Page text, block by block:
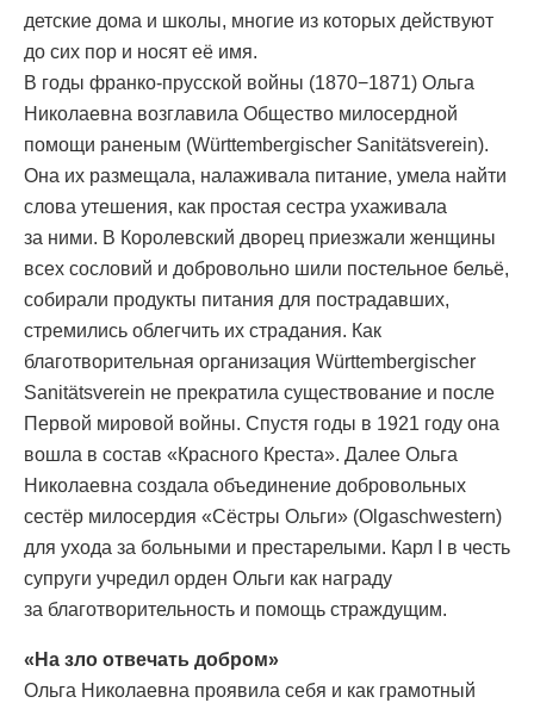
детские дома и школы, многие из которых действуют
до сих пор и носят её имя.
В годы франко-прусской войны (1870−1871) Ольга
Николаевна возглавила Общество милосердной
помощи раненым (Württembergischer Sanitätsverein).
Она их размещала, налаживала питание, умела найти
слова утешения, как простая сестра ухаживала
за ними. В Королевский дворец приезжали женщины
всех сословий и добровольно шили постельное бельё,
собирали продукты питания для пострадавших,
стремились облегчить их страдания. Как
благотворительная организация Württembergischer
Sanitätsverein не прекратила существование и после
Первой мировой войны. Спустя годы в 1921 году она
вошла в состав «Красного Креста». Далее Ольга
Николаевна создала объединение добровольных
сестёр милосердия «Сёстры Ольги» (Olgaschwestern)
для ухода за больными и престарелыми. Карл I в честь
супруги учредил орден Ольги как награду
за благотворительность и помощь страждущим.
«На зло отвечать добром»
Ольга Николаевна проявила себя и как грамотный